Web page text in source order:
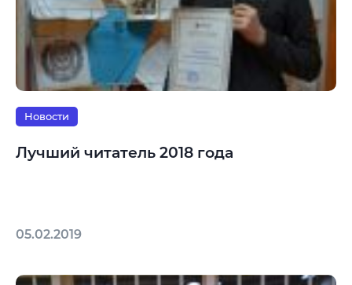
Новости
Лучший читатель 2018 года
05.02.2019